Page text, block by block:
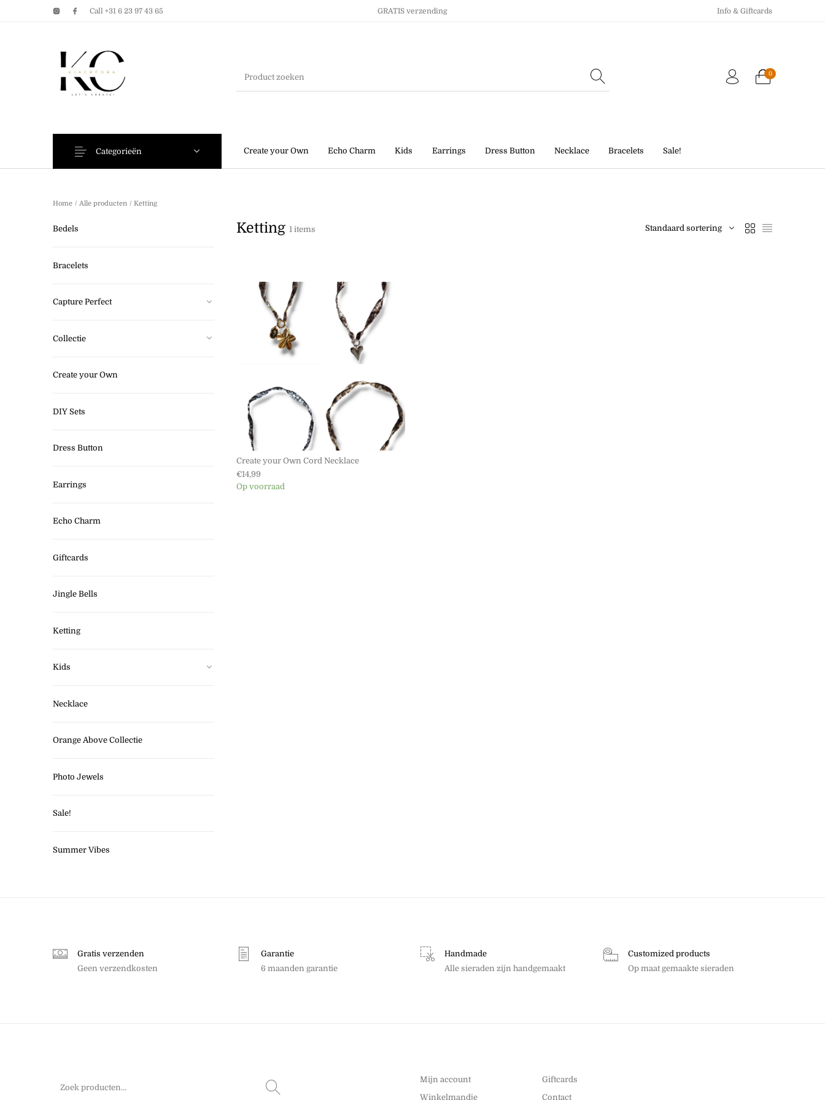
Call +31 6 23 97 43 65 GRATIS verzending Info & Giftcards
0
Create your Own Echo Charm Kids Earrings Dress Button Necklace Bracelets Sale!
Categorieën
Earrings Bracelets
Home / Alle producten / Ketting
Bedels
Bracelets
Capture Perfect
Collectie
Create your Own
DIY Sets
Dress Button
Earrings
Echo Charm
Giftcards
Jingle Bells
Ketting
Kids
Necklace
Orange Above Collectie
Photo Jewels
Sale!
Summer Vibes
Ketting 1 items Standaard sortering
Create your Own Cord Necklace
€14,99
Op voorraad
Dit product heeft meerdere variaties. Deze optie kan gekozen worden op de productpagina
Gratis verzenden
Geen verzendkosten
Garantie
6 maanden garantie
Handmade
Alle sieraden zijn handgemaakt
Customized products
Op maat gemaakte sieraden
Mijn account
Winkelmandje
Giftcards
Contact